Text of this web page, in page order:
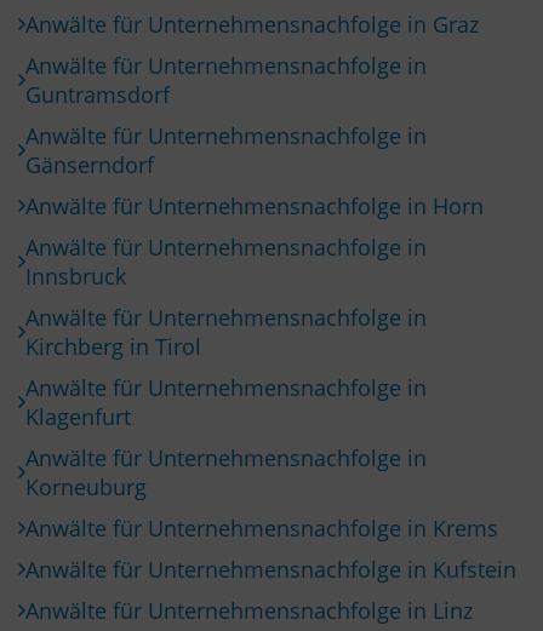
Anwälte für Unternehmensnachfolge in Graz
Anwälte für Unternehmensnachfolge in
Guntramsdorf
Anwälte für Unternehmensnachfolge in
Gänserndorf
Anwälte für Unternehmensnachfolge in Horn
Anwälte für Unternehmensnachfolge in
Innsbruck
Anwälte für Unternehmensnachfolge in
Kirchberg in Tirol
Anwälte für Unternehmensnachfolge in
Klagenfurt
Anwälte für Unternehmensnachfolge in
Korneuburg
Anwälte für Unternehmensnachfolge in Krems
Anwälte für Unternehmensnachfolge in Kufstein
Anwälte für Unternehmensnachfolge in Linz